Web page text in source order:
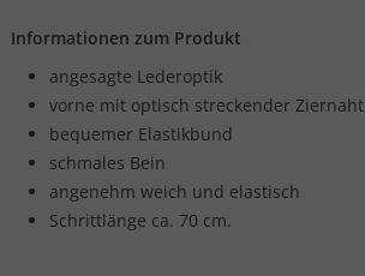
Informationen zum Produkt
angesagte Lederoptik
vorne mit optisch streckender Ziernaht
bequemer Elastikbund
schmales Bein
angenehm weich und elastisch
Schrittlänge ca. 70 cm.